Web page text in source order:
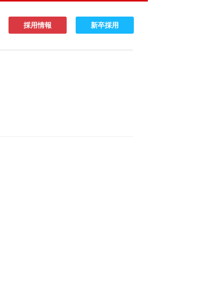
採用情報 新卒採用